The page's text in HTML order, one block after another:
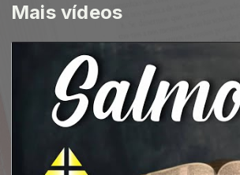
Mais vídeos